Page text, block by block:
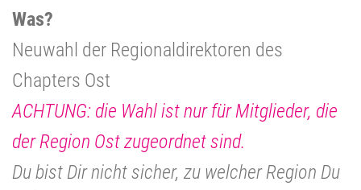
Was?
Neuwahl der Regionaldirektoren des
Chapters Ost
ACHTUNG: die Wahl ist nur für Mitglieder, die
der Region Ost zugeordnet sind.
Du bist Dir nicht sicher, zu welcher Region Du